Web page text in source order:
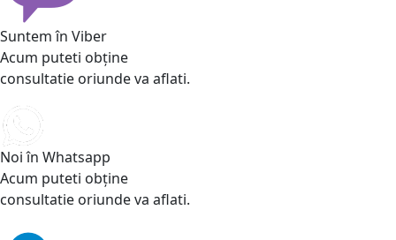
Suntem în Viber
Acum puteti obține
consultatie oriunde va aflati.
Noi în Whatsapp
Acum puteti obține
consultatie oriunde va aflati.